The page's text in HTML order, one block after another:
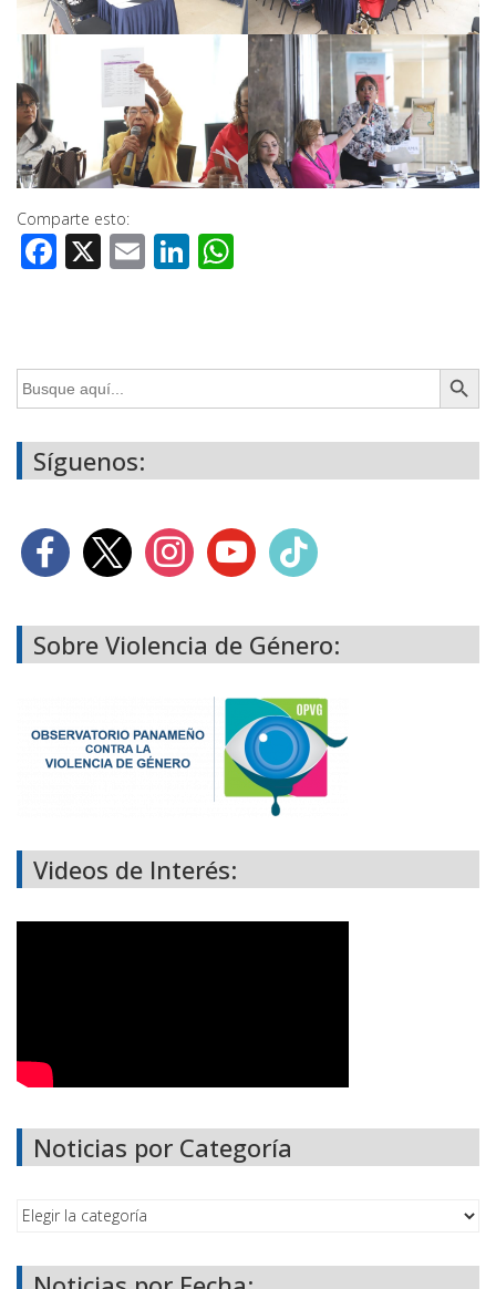
Comparte esto:
Facebook
X EmailLinkedIn
Buscar: Botón de
Síguenos:
Sobre Violencia de Género:
Videos de Interés:
Noticias por Categoría